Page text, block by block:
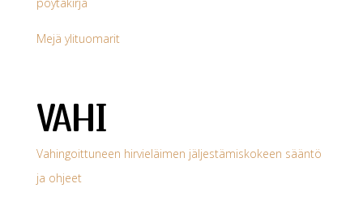
Mejä ylituomarit
VAHI
Vahingoittuneen hirvieläimen jäljestämiskokeen sääntö
ja ohjeet